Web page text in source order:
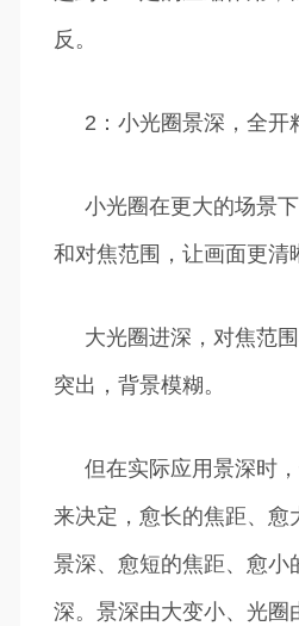
反。
2：小光圈景深，全开
小光圈在更大的场景
和对焦范围，让画面更清
大光圈进深，对焦范
突出，背景模糊。
但在实际应用景深时
来决定，愈长的焦距、愈
景深、愈短的焦距、愈小
深。景深由大变小、光圈